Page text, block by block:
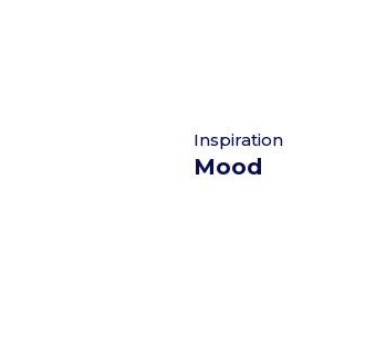
Inspiration
Mood